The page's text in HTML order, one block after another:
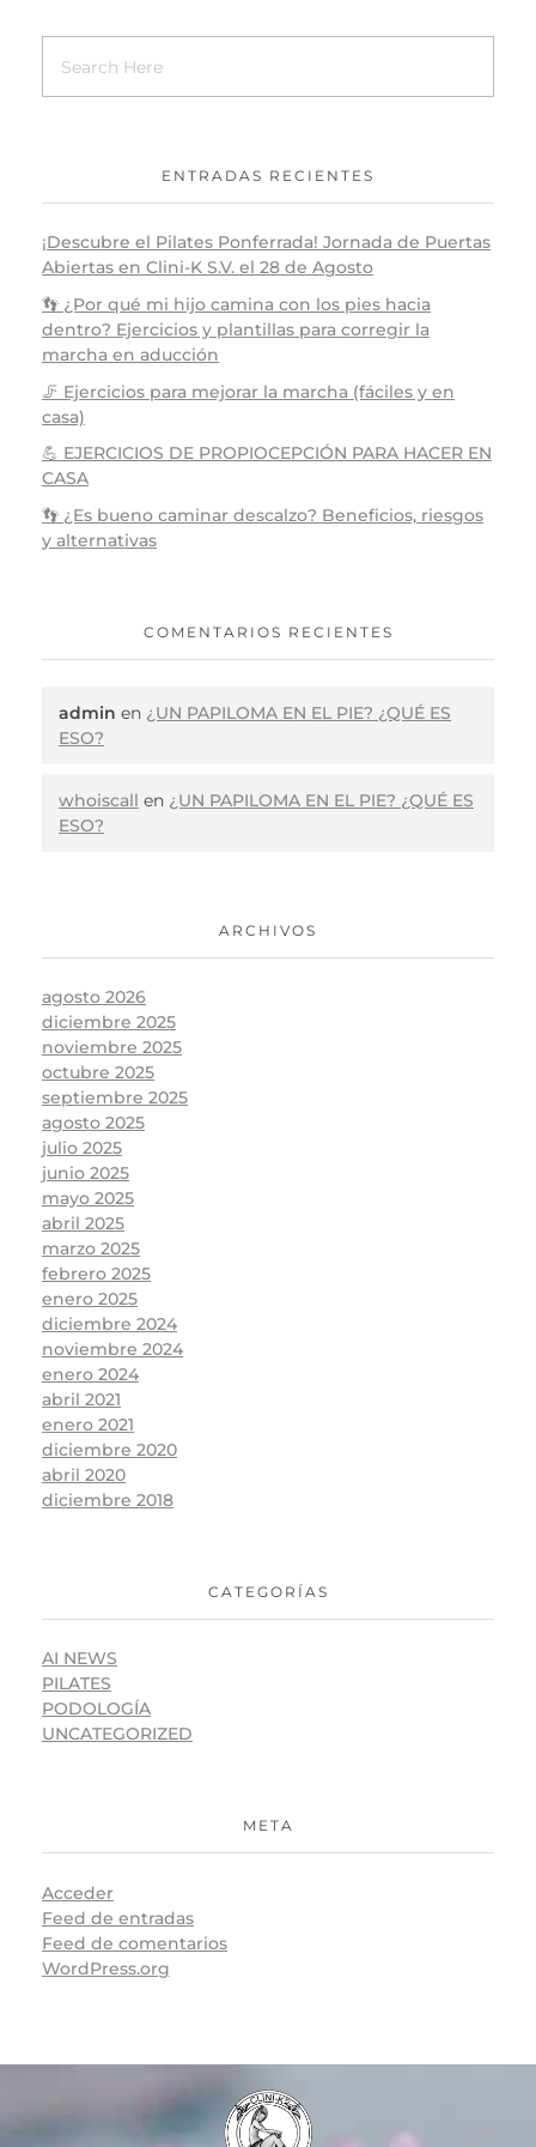
ENTRADAS RECIENTES
¡Descubre el Pilates Ponferrada! Jornada de Puertas
Abiertas en Clini-K S.V. el 28 de Agosto
👣 ¿Por qué mi hijo camina con los pies hacia
dentro? Ejercicios y plantillas para corregir la
marcha en aducción
🦵 Ejercicios para mejorar la marcha (fáciles y en
casa)
💪 EJERCICIOS DE PROPIOCEPCIÓN PARA HACER EN
CASA
👣 ¿Es bueno caminar descalzo? Beneficios, riesgos
y alternativas
COMENTARIOS RECIENTES
admin en ¿UN PAPILOMA EN EL PIE? ¿QUÉ ES
ESO?
whoiscall en ¿UN PAPILOMA EN EL PIE? ¿QUÉ ES
ESO?
ARCHIVOS
agosto 2026
diciembre 2025
noviembre 2025
octubre 2025
septiembre 2025
agosto 2025
julio 2025
junio 2025
mayo 2025
abril 2025
marzo 2025
febrero 2025
enero 2025
diciembre 2024
noviembre 2024
enero 2024
abril 2021
enero 2021
diciembre 2020
abril 2020
diciembre 2018
CATEGORÍAS
AI NEWS
PILATES
PODOLOGÍA
UNCATEGORIZED
META
Acceder
Feed de entradas
Feed de comentarios
WordPress.org